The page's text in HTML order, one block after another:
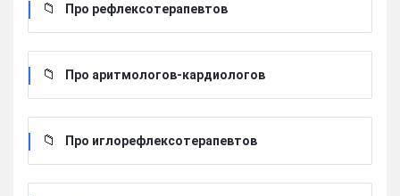
Про рефлексотерапевтов
Про аритмологов-кардиологов
Про иглорефлексотерапевтов